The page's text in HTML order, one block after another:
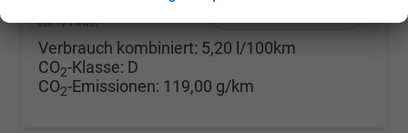
incl. 19% MwSt.
Verbrauch kombiniert: 5,20 l/100km
CO2-Klasse: D
CO2-Emissionen: 119,00 g/km